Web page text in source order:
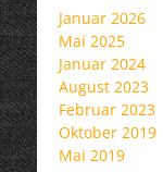
Januar 2026
Mai 2025
Januar 2024
August 2023
Februar 2023
Oktober 2019
Mai 2019